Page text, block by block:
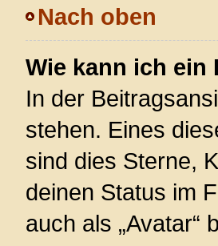
Nach oben
Wie kann ich ein
In der
stehen. Eines
sind dies Sterne,
deinen Status im
auch als „Avatar“